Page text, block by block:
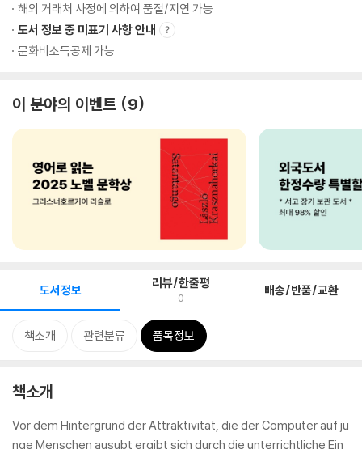
해외 거래처 사정에 의하여 품절/지연 가능
도서 정보 중 미표기 사항 안내
문화비소득공제 가능
이 분야의 이벤트 9
도서정보 리뷰/한줄평
0 배송/반품/교환
책소개 관련분류 품목정보
책소개
Vor dem Hintergrund der Attraktivitat, die der Computer auf ju
nge Menschen ausubt ergibt sich durch die unterrichtliche Ein